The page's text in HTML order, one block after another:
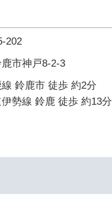
202
市神戸8-2-3
鈴鹿市 徒歩 約2分
勢線 鈴鹿 徒歩 約13分